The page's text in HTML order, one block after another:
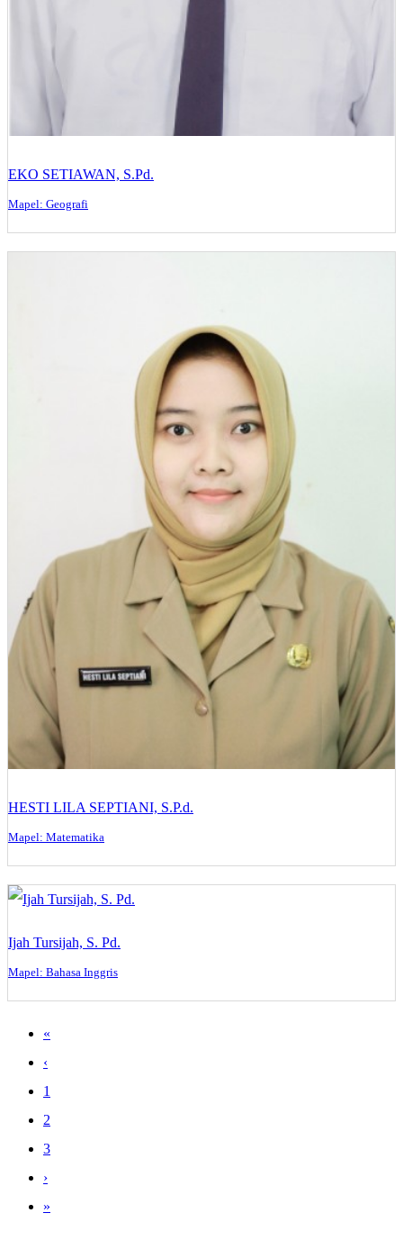
EKO SETIAWAN, S.Pd.
Mapel: Geografi
HESTI LILA SEPTIANI, S.P.d.
Mapel: Matematika
Ijah Tursijah, S. Pd.
Mapel: Bahasa Inggris
«
‹
1
2
3
›
»